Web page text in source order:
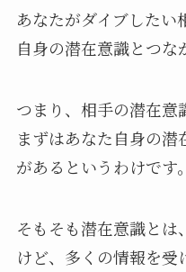
あなたがダイブしたい
自身の潜在意識とつな
つまり、相手の潜在意
まずはあなた自身の
があるというわけです。
そもそも潜在意識と
けど、多くの情報を